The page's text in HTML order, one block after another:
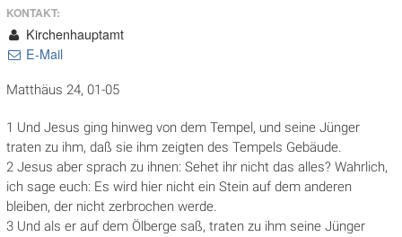
KONTAKT:
Kirchenhauptamt
E-Mail
Matthäus 24, 01-05
1 Und Jesus ging hinweg von dem Tempel, und seine Jünger
traten zu ihm, daß sie ihm zeigten des Tempels Gebäude.
2 Jesus aber sprach zu ihnen: Sehet ihr nicht das alles? Wahrlich,
ich sage euch: Es wird hier nicht ein Stein auf dem anderen
bleiben, der nicht zerbrochen werde.
3 Und als er auf dem Ölberge saß, traten zu ihm seine Jünger